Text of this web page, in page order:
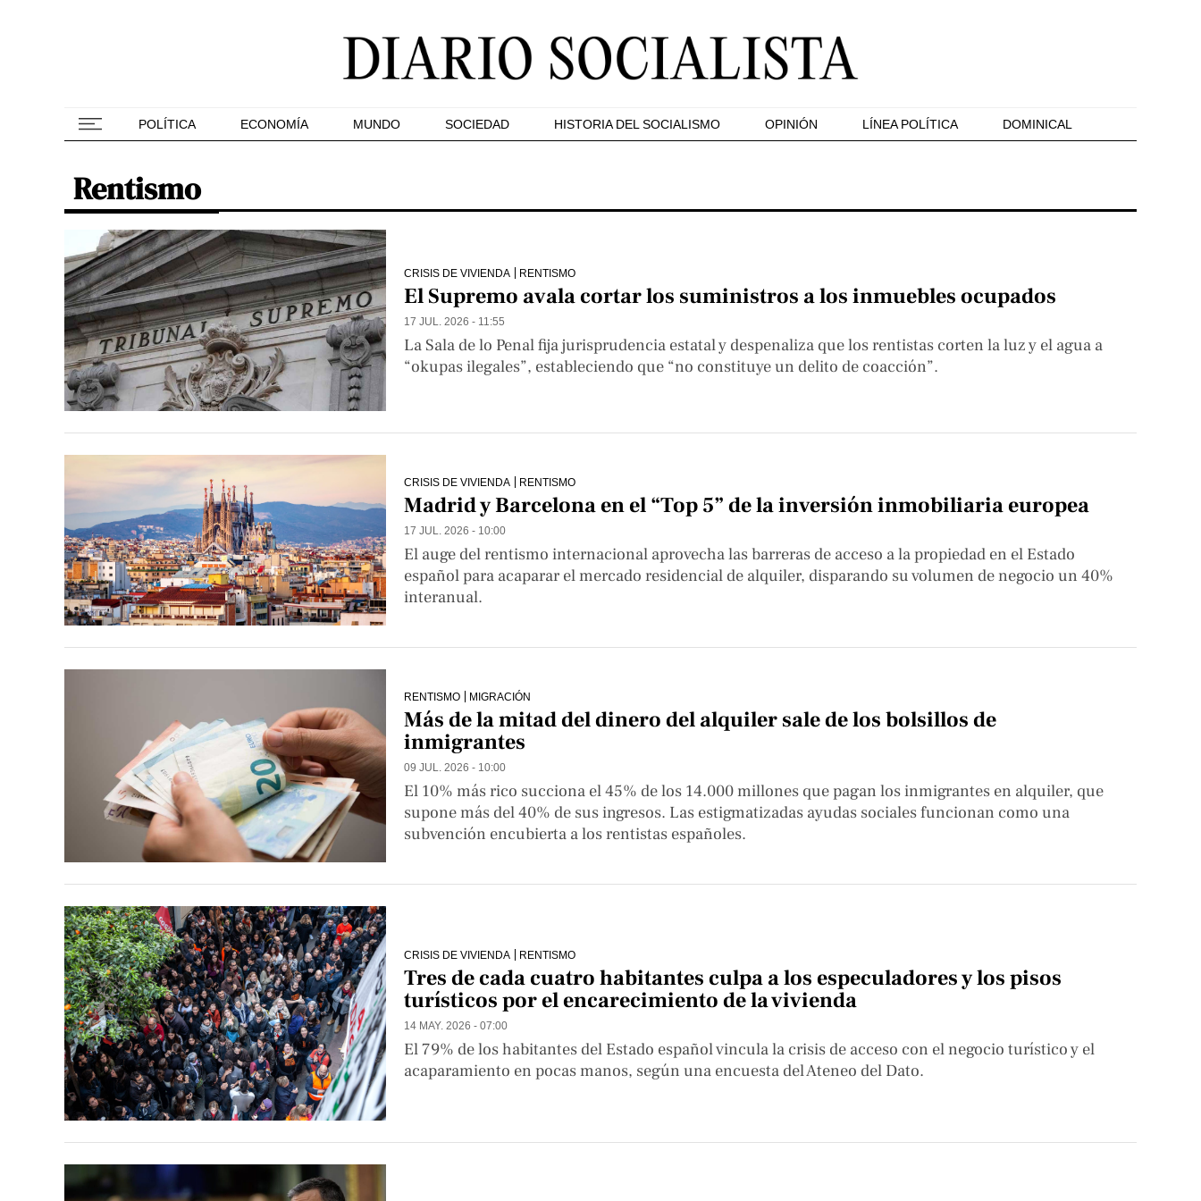
POLÍTICA ECONOMÍA MUNDO SOCIEDAD HISTORIA DEL SOCIALISMO OPINIÓN LÍNEA POLÍTICA DOMINICAL
Rentismo
CRISIS DE VIVIENDA RENTISMO
El Supremo avala cortar los suministros a los inmuebles ocupados
17 JUL. 2026 - 11:55
La Sala de lo Penal fija jurisprudencia estatal y despenaliza que los rentistas corten la luz y el agua a
“okupas ilegales”, estableciendo que “no constituye un delito de coacción”.
CRISIS DE VIVIENDA RENTISMO
Madrid y Barcelona en el “Top 5” de la inversión inmobiliaria europea
17 JUL. 2026 - 10:00
El auge del rentismo internacional aprovecha las barreras de acceso a la propiedad en el Estado
español para acaparar el mercado residencial de alquiler, disparando su volumen de negocio un 40%
interanual.
RENTISMO MIGRACIÓN
Más de la mitad del dinero del alquiler sale de los bolsillos de
inmigrantes
09 JUL. 2026 - 10:00
El 10% más rico succiona el 45% de los 14.000 millones que pagan los inmigrantes en alquiler, que
supone más del 40% de sus ingresos. Las estigmatizadas ayudas sociales funcionan como una
subvención encubierta a los rentistas españoles.
CRISIS DE VIVIENDA RENTISMO
Tres de cada cuatro habitantes culpa a los especuladores y los pisos
turísticos por el encarecimiento de la vivienda
14 MAY. 2026 - 07:00
El 79% de los habitantes del Estado español vincula la crisis de acceso con el negocio turístico y el
acaparamiento en pocas manos, según una encuesta del Ateneo del Dato.